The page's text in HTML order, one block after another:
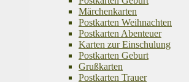
Märchenkarten
Postkarten Weihnachten
Postkarten Abenteuer
Karten zur Einschulung
Postkarten Geburt
Grußkarten
Postkarten Trauer